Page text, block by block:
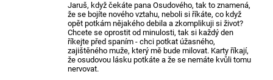
Jaruš, když čekáte pana Osudového, tak to znamená,
že se bojíte nového vztahu, neboli si říkáte, co když
opět potkám nějakého debila a zkomplikuji si život?
Chcete se oprostit od minulosti, tak si každý den
říkejte před spaním - chci potkat úžasného,
zajištěného muže, který mě bude milovat. Karty říkají,
že osudovou lásku potkáte a že se nemáte kvůli tomu
nervovat.